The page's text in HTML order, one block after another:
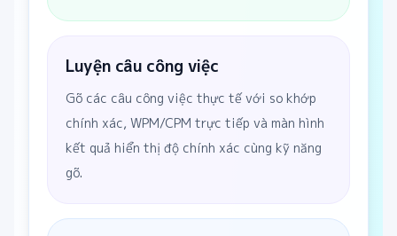
Luyện câu công việc
Gõ các câu công việc thực tế với so khớp
chính xác, WPM/CPM trực tiếp và màn hình
kết quả hiển thị độ chính xác cùng kỹ năng
gõ.